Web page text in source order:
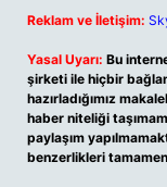
Reklam ve İletişim:
Yasal Uyarı: Bu
şirketi ile hiçbir
hazırladığımız
haber niteliği
paylaşım
benzerlikleri